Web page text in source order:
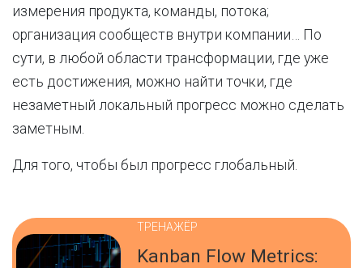
измерения продукта, команды, потока;
организация сообществ внутри компании… По
сути, в любой области трансформации, где уже
есть достижения, можно найти точки, где
незаметный локальный прогресс можно сделать
заметным.
Для того, чтобы был прогресс глобальный.
ТРЕНАЖЁР
Kanban Flow Metrics: